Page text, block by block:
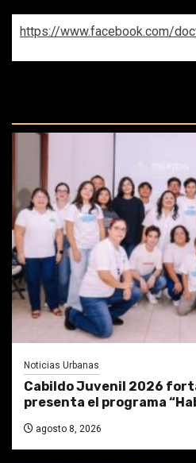
https://www.facebook.com/
Noticias Urbanas
Cabildo Juvenil 2026
presenta el programa
agosto 8, 2026